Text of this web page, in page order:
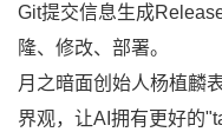
Git提交信息生成
隆、修改、部署。
月之暗面创始人杨植麟
界观，让AI拥有更好的